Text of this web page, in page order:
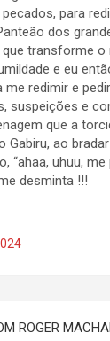
para
dos
transforme
e eu
me redimir e
suspeições e
que a
Gabiru, ao
“ahaa, uhuu, me
desminta !!!
ROGER